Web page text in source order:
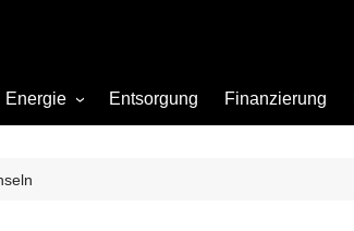
Energie
Gas
Entsorgung Finanzierung